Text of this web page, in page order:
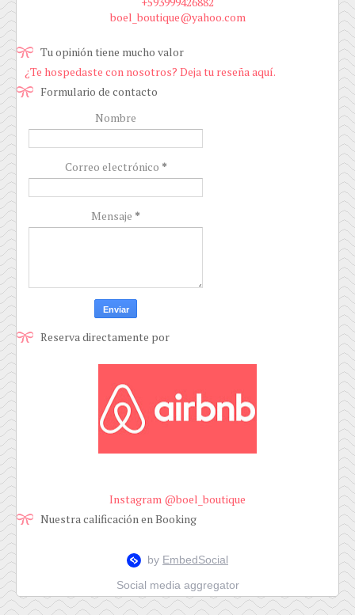
boel_boutique@yahoo.com
Tu opinión tiene mucho valor
¿Te hospedaste con nosotros? Deja tu reseña aquí.
Formulario de contacto
Nombre
Correo electrónico *
Mensaje *
Reserva directamente por
Instagram @boel_boutique
Nuestra calificación en Booking
Social media aggregator